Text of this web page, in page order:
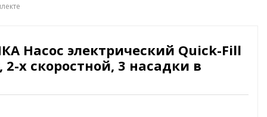
принадлежности
Насос электрический Quick-Fill
2-х скоростной, 3 насадки в